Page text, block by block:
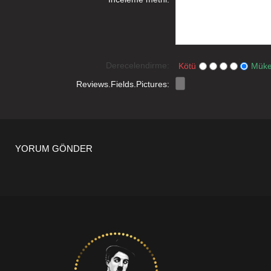
Derecelendirme: Kötü
Reviews.Fields.Pictures:
YORUM GÖNDER